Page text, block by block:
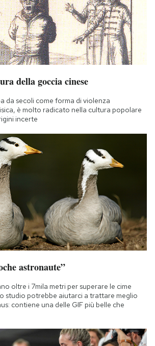
della goccia cinese
da secoli come forma di violenza
è molto radicato nella cultura popolare
incerte
astronaute”
oltre i 7mila metri per superare le cime
studio potrebbe aiutarci a trattare meglio
contiene una delle GIF più belle che